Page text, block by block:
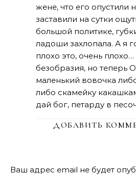
жене, что его опустили
заставили на сутки
большой политике,
ладоши захлопала. А я
плохо это, очень
безобразия, но теперь
маленький вовочка
либо скамейку
дай бог, петарду в
ДОБАВИТЬ
Ваш адрес email не будет